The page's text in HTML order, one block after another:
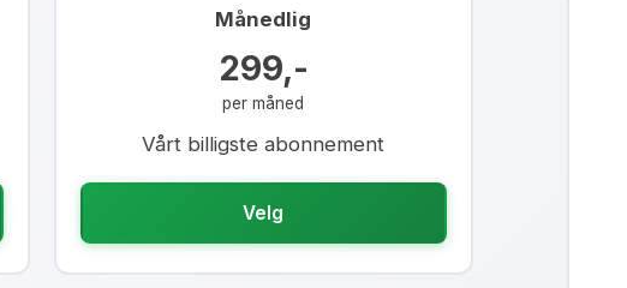
Månedlig
299,-
per måned
Vårt billigste abonnement
Velg